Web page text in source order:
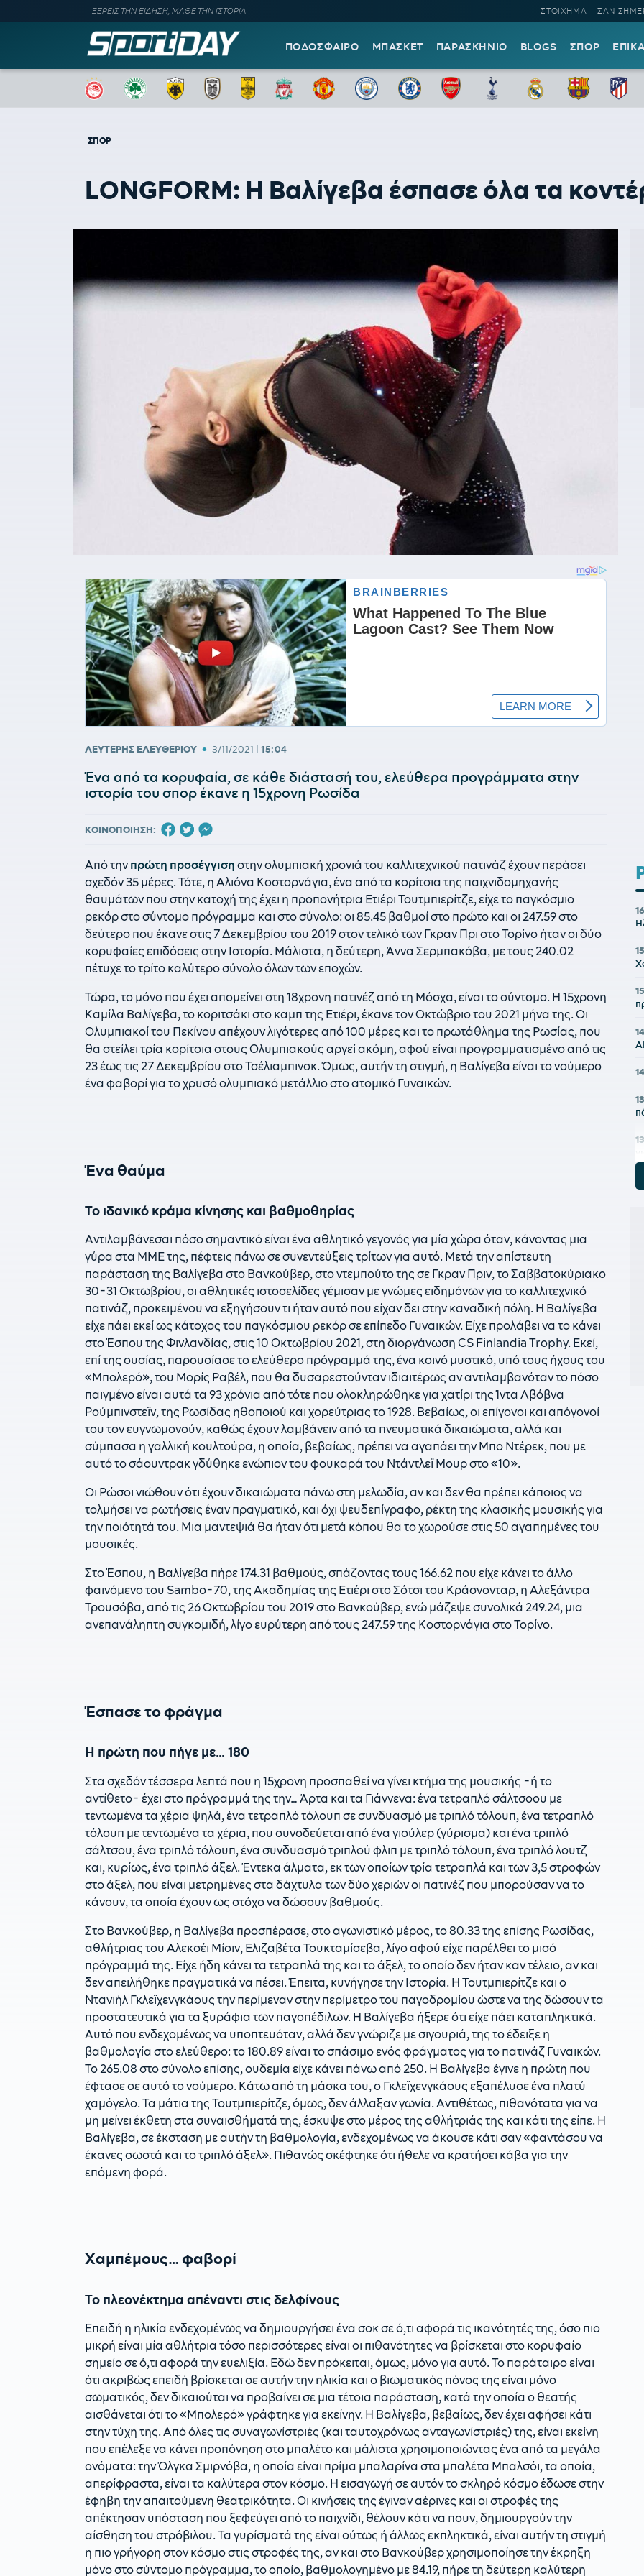
ΞΕΡΕΙΣ ΤΗΝ ΕΙΔΗΣΗ, ΜΑΘΕ ΤΗΝ ΙΣΤΟΡΙΑ ΣΤΟΙΧΗΜΑ ΣΑΝ
ΠΟΔΟΣΦΑΙΡΟ ΜΠΑΣΚΕΤ ΠΑΡΑΣΚΗΝΙΟ BLOGS ΣΠΟΡ
ΣΠΟΡ
LONGFORM: Η Βαλίγεβα έσπασε όλα τα
ΛΕΥΤΕΡΗΣ ΕΛΕΥΘΕΡΙΟΥ • 3/11/2021 | 15:04
Ένα από τα κορυφαία, σε κάθε διάστασή του, ελεύθερα προγράμματα στην
ιστορία του σπορ έκανε η 15χρονη Ρωσίδα
ΚΟΙΝΟΠΟΙΗΣΗ:
Από τηνπρώτη προσέγγιση στην ολυμπιακή χρονιά του καλλιτεχνικού πατινάζ έχουν περάσει
σχεδόν 35 μέρες. Τότε, η Αλιόνα Κοστορνάγια, ένα από τα κορίτσια της παιχνιδομηχανής
θαυμάτων που στην κατοχή της έχει η προπονήτρια Ετιέρι Τουτμπιερίτζε, είχε το παγκόσμιο
ρεκόρ στο σύντομο πρόγραμμα και στο σύνολο: οι 85.45 βαθμοί στο πρώτο και οι 247.59 στο
δεύτερο που έκανε στις 7 Δεκεμβρίου του 2019 στον τελικό των Γκραν Πρι στο Τορίνο ήταν οι δύο
κορυφαίες επιδόσεις στην Ιστορία. Μάλιστα, η δεύτερη, Άννα Σερμπακόβα, με τους 240.02
πέτυχε το τρίτο καλύτερο σύνολο όλων των εποχών.
Τώρα, το μόνο που έχει απομείνει στη 18χρονη πατινέζ από τη Μόσχα, είναι το σύντομο. Η 15χρονη
Καμίλα Βαλίγεβα, το κοριτσάκι στο καμπ της Ετιέρι, έκανε τον Οκτώβριο του 2021 μήνα της. Οι
Ολυμπιακοί του Πεκίνου απέχουν λιγότερες από 100 μέρες και το πρωτάθλημα της Ρωσίας, που
θα στείλει τρία κορίτσια στους Ολυμπιακούς αργεί ακόμη, αφού είναι προγραμματισμένο από τις
23 έως τις 27 Δεκεμβρίου στο Τσέλιαμπινσκ. Όμως, αυτήν τη στιγμή, η Βαλίγεβα είναι το νούμερο
ένα φαβορί για το χρυσό ολυμπιακό μετάλλιο στο ατομικό Γυναικών.
Ένα θαύμα
Το ιδανικό κράμα κίνησης και βαθμοθηρίας
Αντιλαμβάνεσαι πόσο σημαντικό είναι ένα αθλητικό γεγονός για μία χώρα όταν, κάνοντας μια
γύρα στα ΜΜΕ της, πέφτεις πάνω σε συνεντεύξεις τρίτων για αυτό. Μετά την απίστευτη
παράσταση της Βαλίγεβα στο Βανκούβερ, στο ντεμπούτο της σε Γκραν Πριν, το Σαββατοκύριακο
30-31 Οκτωβρίου, οι αθλητικές ιστοσελίδες γέμισαν με γνώμες ειδημόνων για το καλλιτεχνικό
πατινάζ, προκειμένου να εξηγήσουν τι ήταν αυτό που είχαν δει στην καναδική πόλη. Η Βαλίγεβα
είχε πάει εκεί ως κάτοχος του παγκόσμιου ρεκόρ σε επίπεδο Γυναικών. Είχε προλάβει να το κάνει
στο Έσπου της Φινλανδίας, στις 10 Οκτωβρίου 2021, στη διοργάνωση CS Finlandia Trophy. Εκεί,
επί της ουσίας, παρουσίασε το ελεύθερο πρόγραμμά της, ένα κοινό μυστικό, υπό τους ήχους του
«Μπολερό», του Μορίς Ραβέλ, που θα δυσαρεστούνταν ιδιαιτέρως αν αντιλαμβανόταν το πόσο
παιγμένο είναι αυτά τα 93 χρόνια από τότε που ολοκληρώθηκε για χατίρι της Ίντα Λβόβνα
Ρούμπινστεϊν, της Ρωσίδας ηθοποιού και χορεύτριας το 1928. Βεβαίως, οι επίγονοι και απόγονοί
του τον ευγνωμονούν, καθώς έχουν λαμβάνειν από τα πνευματικά δικαιώματα, αλλά και
σύμπασα η γαλλική κουλτούρα, η οποία, βεβαίως, πρέπει να αγαπάει την Μπο Ντέρεκ, που με
αυτό το σάουντρακ γδύθηκε ενώπιον του φουκαρά του Ντάντλεϊ Μουρ στο «10».
Οι Ρώσοι νιώθουν ότι έχουν δικαιώματα πάνω στη μελωδία, αν και δεν θα πρέπει κάποιος να
τολμήσει να ρωτήσεις έναν πραγματικό, και όχι ψευδεπίγραφο, ρέκτη της κλασικής μουσικής για
την ποιότητά του. Μια μαντεψιά θα ήταν ότι μετά κόπου θα το χωρούσε στις 50 αγαπημένες του
μουσικές.
Στο Έσπου, η Βαλίγεβα πήρε 174.31 βαθμούς, σπάζοντας τους 166.62 που είχε κάνει το άλλο
φαινόμενο του Sambo-70, της Ακαδημίας της Ετιέρι στο Σότσι του Κράσνονταρ, η Αλεξάντρα
Τρουσόβα, από τις 26 Οκτωβρίου του 2019 στο Βανκούβερ, ενώ μάζεψε συνολικά 249.24, μια
ανεπανάληπτη συγκομιδή, λίγο ευρύτερη από τους 247.59 της Κοστορνάγια στο Τορίνο.
Έσπασε το φράγμα
Η πρώτη που πήγε με… 180
Στα σχεδόν τέσσερα λεπτά που η 15χρονη προσπαθεί να γίνει κτήμα της μουσικής -ή το
αντίθετο- έχει στο πρόγραμμά της την… Άρτα και τα Γιάννενα: ένα τετραπλό σάλτσοου με
τεντωμένα τα χέρια ψηλά, ένα τετραπλό τόλουπ σε συνδυασμό με τριπλό τόλουπ, ένα τετραπλό
τόλουπ με τεντωμένα τα χέρια, που συνοδεύεται από ένα γιούλερ (γύρισμα) και ένα τριπλό
σάλτσου, ένα τριπλό τόλουπ, ένα συνδυασμό τριπλού φλιπ με τριπλό τόλουπ, ένα τριπλό λουτζ
και, κυρίως, ένα τριπλό άξελ. Έντεκα άλματα, εκ των οποίων τρία τετραπλά και των 3,5 στροφών
στο άξελ, που είναι μετρημένες στα δάχτυλα των δύο χεριών οι πατινέζ που μπορούσαν να το
κάνουν, τα οποία έχουν ως στόχο να δώσουν βαθμούς.
Στο Βανκούβερ, η Βαλίγεβα προσπέρασε, στο αγωνιστικό μέρος, το 80.33 της επίσης Ρωσίδας,
αθλήτριας του Αλεκσέι Μίσιν, Ελιζαβέτα Τουκταμίσεβα, λίγο αφού είχε παρέλθει το μισό
πρόγραμμά της. Είχε ήδη κάνει τα τετραπλά της και το άξελ, το οποίο δεν ήταν καν τέλειο, αν και
δεν απειλήθηκε πραγματικά να πέσει. Έπειτα, κυνήγησε την Ιστορία. Η Τουτμπιερίτζε και ο
Ντανιήλ Γκλεϊχενγκάους την περίμεναν στην περίμετρο του παγοδρομίου ώστε να της δώσουν τα
προστατευτικά για τα ξυράφια των παγοπέδιλων. Η Βαλίγεβα ήξερε ότι είχε πάει καταπληκτικά.
Αυτό που ενδεχομένως να υποπτευόταν, αλλά δεν γνώριζε με σιγουριά, της το έδειξε η
βαθμολογία στο ελεύθερο: το 180.89 είναι το σπάσιμο ενός φράγματος για το πατινάζ Γυναικών.
To 265.08 στο σύνολο επίσης, ουδεμία είχε κάνει πάνω από 250. Η Βαλίγεβα έγινε η πρώτη που
έφτασε σε αυτό το νούμερο. Κάτω από τη μάσκα του, ο Γκλεϊχενγκάους εξαπέλυσε ένα πλατύ
χαμόγελο. Τα μάτια της Τουτμπιερίτζε, όμως, δεν άλλαξαν γωνία. Αντιθέτως, πιθανότατα για να
μη μείνει έκθετη στα συναισθήματά της, έσκυψε στο μέρος της αθλήτριάς της και κάτι της είπε. Η
Βαλίγεβα, σε έκσταση με αυτήν τη βαθμολογία, ενδεχομένως να άκουσε κάτι σαν «φαντάσου να
έκανες σωστά και το τριπλό άξελ». Πιθανώς σκέφτηκε ότι ήθελε να κρατήσει κάβα για την
επόμενη φορά.
Χαμπέμους… φαβορί
Το πλεονέκτημα απέναντι στις δελφίνους
Επειδή η ηλικία ενδεχομένως να δημιουργήσει ένα σοκ σε ό,τι αφορά τις ικανότητές της, όσο πιο
μικρή είναι μία αθλήτρια τόσο περισσότερες είναι οι πιθανότητες να βρίσκεται στο κορυφαίο
σημείο σε ό,τι αφορά την ευελιξία. Εδώ δεν πρόκειται, όμως, μόνο για αυτό. Το παράταιρο είναι
ότι ακριβώς επειδή βρίσκεται σε αυτήν την ηλικία και ο βιωματικός πόνος της είναι μόνο
σωματικός, δεν δικαιούται να προβαίνει σε μια τέτοια παράσταση, κατά την οποία ο θεατής
αισθάνεται ότι το «Μπολερό» γράφτηκε για εκείνην. Η Βαλίγεβα, βεβαίως, δεν έχει αφήσει κάτι
στην τύχη της. Από όλες τις συναγωνίστριές (και ταυτοχρόνως ανταγωνίστριές) της, είναι εκείνη
που επέλεξε να κάνει προπόνηση στο μπαλέτο και μάλιστα χρησιμοποιώντας ένα από τα μεγάλα
ονόματα: την Όλγκα Σμιρνόβα, η οποία είναι πρίμα μπαλαρίνα στα μπαλέτα Μπαλσόι, τα οποία,
απερίφραστα, είναι τα καλύτερα στον κόσμο. Η εισαγωγή σε αυτόν το σκληρό κόσμο έδωσε στην
έφηβη την απαιτούμενη θεατρικότητα. Οι κινήσεις της έγιναν αέρινες και οι στροφές της
απέκτησαν υπόσταση που ξεφεύγει από το παιχνίδι, θέλουν κάτι να πουν, δημιουργούν την
αίσθηση του στρόβιλου. Τα γυρίσματά της είναι ούτως ή άλλως εκπληκτικά, είναι αυτήν τη στιγμή
η πιο γρήγορη στον κόσμο στις στροφές της, αν και στο Βανκούβερ χρησιμοποίησε την έκρηξη
μόνο στο σύντομο πρόγραμμα, το οποίο, βαθμολογημένο με 84.19, πήρε τη δεύτερη καλύτερη